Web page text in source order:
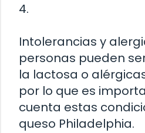
4.
Intolerancias y
personas pueden
la lactosa o
por lo que es
cuenta estas
queso Philadelphia.